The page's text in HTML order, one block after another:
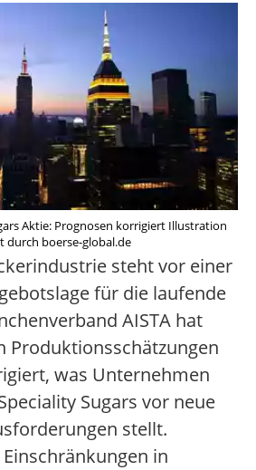
Aktie: Prognosen korrigiert Illustration
boerse-global.de
steht vor einer
für die laufende
AISTA hat
Produktionsschätzungen
was Unternehmen
Sugars vor neue
stellt.
in